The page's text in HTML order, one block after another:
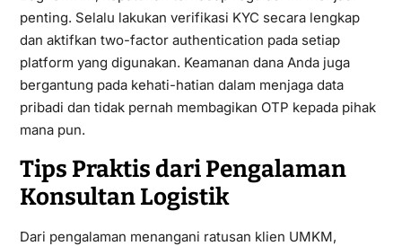
penting. Selalu lakukan verifikasi KYC secara lengkap
dan aktifkan two-factor authentication pada setiap
platform yang digunakan. Keamanan dana Anda juga
bergantung pada kehati-hatian dalam menjaga data
pribadi dan tidak pernah membagikan OTP kepada pihak
mana pun.
Tips Praktis dari Pengalaman
Konsultan Logistik
Dari pengalaman menangani ratusan klien UMKM,